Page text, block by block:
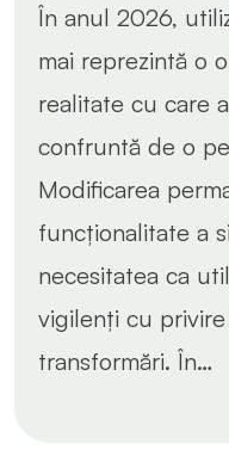
În anul 2026,
mai reprezintă o
realitate cu care
confruntă de o
Modificarea
funcționalitate a
necesitatea ca
vigilenți cu
transformări. În…